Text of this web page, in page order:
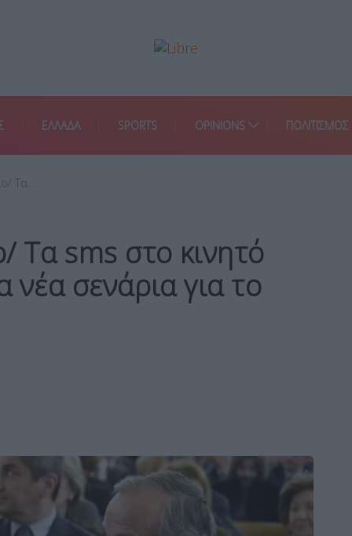
ΕΛΛΑΔΑ SPORTS OPINIONS ΠΟΛΙΤΙΣΜΟΣ
Τα…
Τα sms στο κινητό
νέα σενάρια για το